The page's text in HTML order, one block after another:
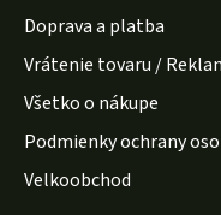
Doprava a platba
Vrátenie tovaru /
Všetko o nákupe
Podmienky ochrany
Velkoobchod